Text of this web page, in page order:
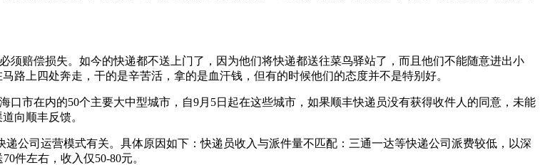
须赔偿损失。如今的快递都不送上门了，因为他们将快递都送往菜鸟驿站了，而且他们不能随意进出小
上四处奔走，干的是辛苦活，拿的是血汗钱，但有的时候他们的态度并不是特别好。
口市在内的50个主要大中型城市，自9月5日起在这些城市，如果顺丰快递员没有获得收件人的同意，未能
向顺丰反馈。
公司运营模式有关。具体原因如下：快递员收入与派件量不匹配：三通一达等快递公司派费较低，以深
件左右，收入仅50-80元。